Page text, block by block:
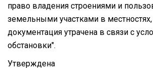
право владения строениями и
земельными участками в местностях,
документация утрачена в связи с
обстановки".
Утверждена